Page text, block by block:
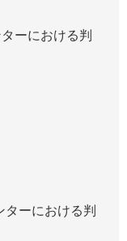
ーにおける判
ターにおける判